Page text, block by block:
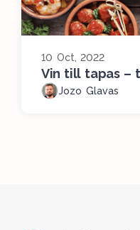
10 Oct, 2022
Vin till tapas –
Jozo Glavas